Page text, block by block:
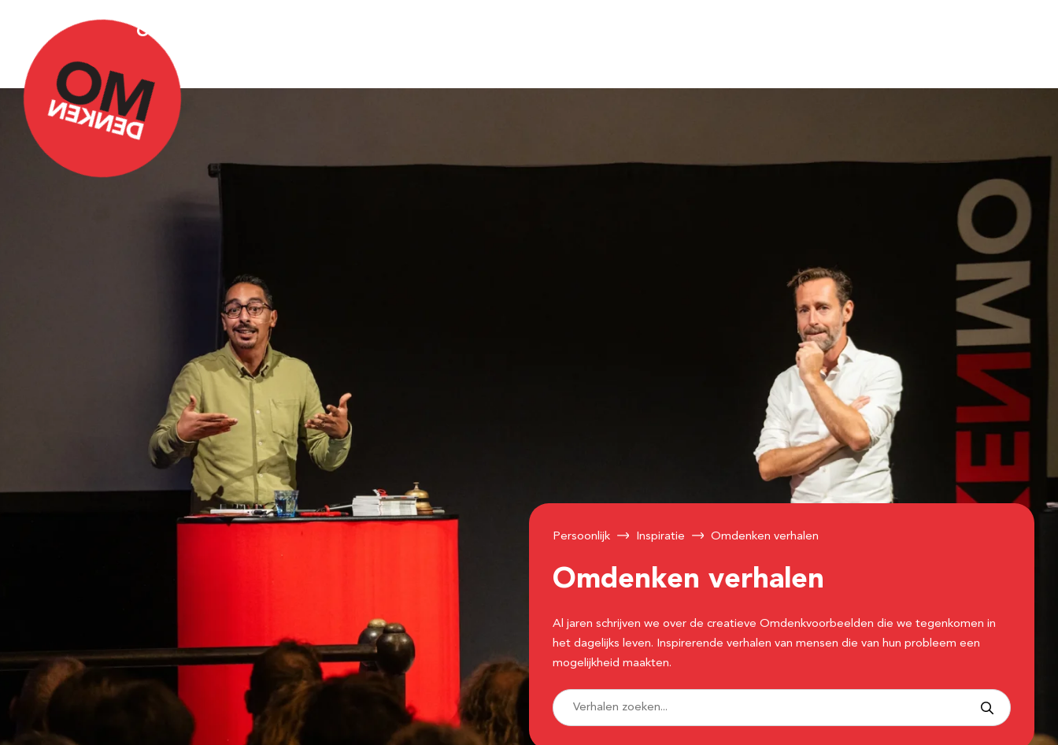
Over Omdenken
Persoonlijk Inspiratie Omdenken verhalen
Omdenken verhalen
Al jaren schrijven we over de creatieve Omdenkvoorbeelden die we tegenkomen in
het dagelijks leven. Inspirerende verhalen van mensen die van hun probleem een
mogelijkheid maakten.